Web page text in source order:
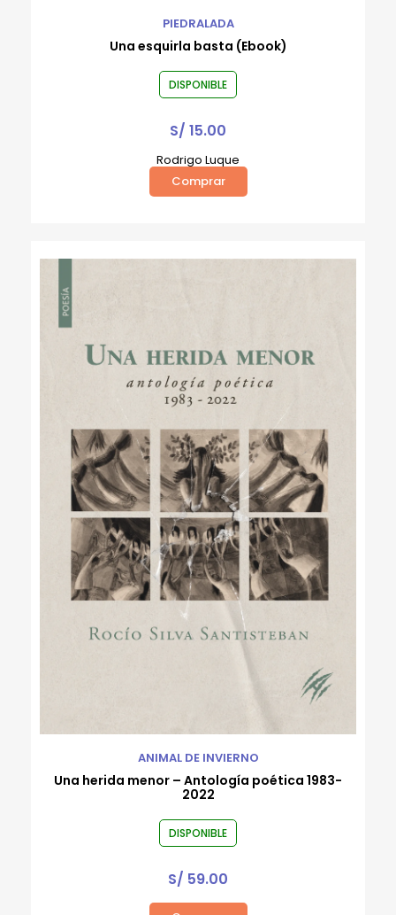
PIEDRALADA
Una esquirla basta (Ebook)
DISPONIBLE
S/ 15.00
Rodrigo Luque
Comprar
ANIMAL DE INVIERNO
Una herida menor – Antología poética 1983-
2022
DISPONIBLE
S/ 59.00